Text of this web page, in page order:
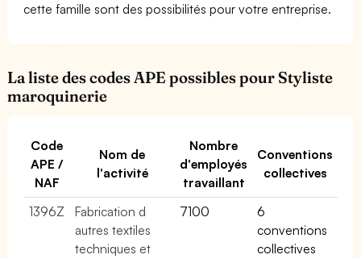
cette famille sont des possibilités pour votre entreprise.
La liste des codes APE possibles pour Styliste
maroquinerie
Code
APE /
NAF
Nom de
l'activité
Nombre
d'employés
travaillant
Conventions
collectives
1396Z
Fabrication d
autres textiles
techniques et
7100
6
conventions
collectives